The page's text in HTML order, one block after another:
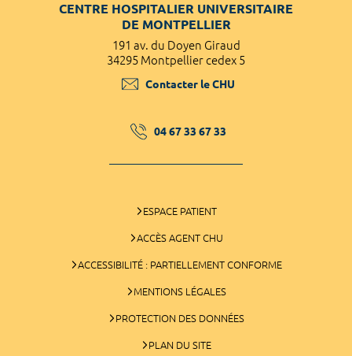
CENTRE HOSPITALIER UNIVERSITAIRE
DE MONTPELLIER
191 av. du Doyen Giraud
34295 Montpellier cedex 5
Contacter le CHU
04 67 33 67 33
ESPACE PATIENT
ACCÈS AGENT CHU
ACCESSIBILITÉ : PARTIELLEMENT CONFORME
MENTIONS LÉGALES
PROTECTION DES DONNÉES
PLAN DU SITE